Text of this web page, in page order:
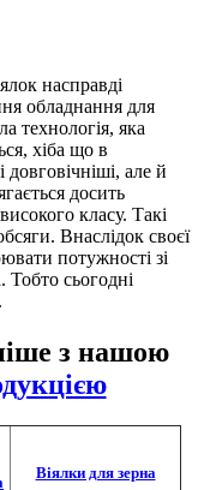
насправді
обладнання для
технологія, яка
хіба що в
але й
досить
класу. Такі
Внаслідок своєї
потужності зі
Тобто сьогодні
з нашою
Віялки для зерна